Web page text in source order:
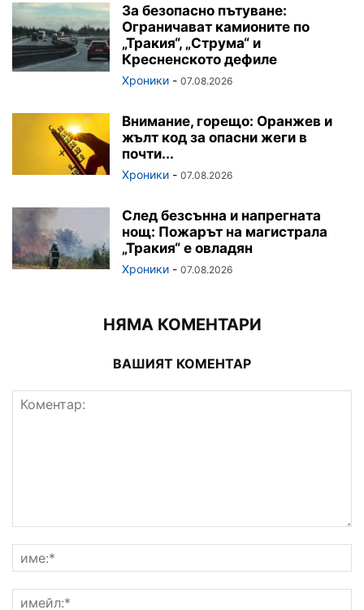
За безопасно пътуване:
Ограничават камионите по
„Тракия“, „Струма“ и
Кресненското дефиле
Хроники - 07.08.2026
Внимание, горещо: Оранжев и
жълт код за опасни жеги в
почти...
Хроники - 07.08.2026
След безсънна и напрегната
нощ: Пожарът на магистрала
„Тракия“ е овладян
Хроники - 07.08.2026
НЯМА КОМЕНТАРИ
ВАШИЯТ КОМЕНТАР